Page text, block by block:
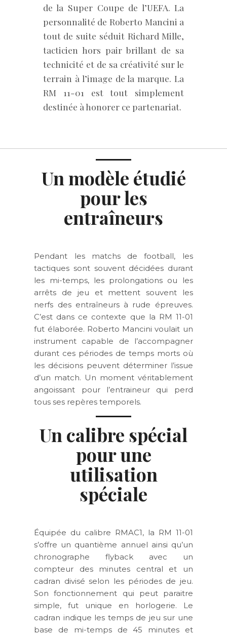
de la Super Coupe de l’UEFA. La
personnalité de Roberto Mancini a
tout de suite séduit Richard Mille,
tacticien hors pair brillant de sa
technicité et de sa créativité sur le
terrain à l’image de la marque. La
RM 11-01 est tout simplement
destinée à honorer ce partenariat.
Un modèle étudié
pour les
entraîneurs
Pendant les matchs de football, les
tactiques sont souvent décidées durant
les mi-temps, les prolongations ou les
arrêts de jeu et mettent souvent les
nerfs des entraîneurs à rude épreuves.
C’est dans ce contexte que la RM 11-01
fut élaborée. Roberto Mancini voulait un
instrument capable de l’accompagner
durant ces périodes de temps morts où
les décisions peuvent déterminer l’issue
d’un match. Un moment véritablement
angoissant pour l’entraineur qui perd
tous ses repères temporels.
Un calibre spécial
pour une
utilisation
spéciale
Équipée du calibre RMAC1, la RM 11-01
s’offre un quantième annuel ainsi qu’un
chronographe flyback avec un
compteur des minutes central et un
cadran divisé selon les périodes de jeu.
Son fonctionnement qui peut paraitre
simple, fut unique en horlogerie. Le
cadran indique les temps de jeu sur une
base de mi-temps de 45 minutes et